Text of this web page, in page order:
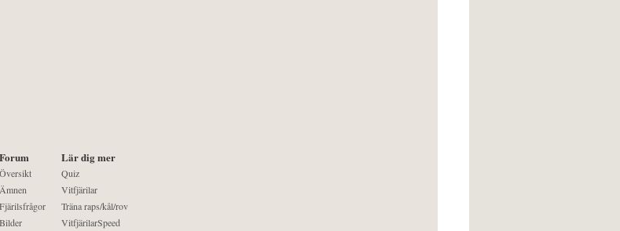
Forum
Översikt
Ämnen
Fjärilsfrågor
Bilder
Lär dig mer
Quiz
Vitfjärilar
Träna raps/kål/rov
VitfjärilarSpeed